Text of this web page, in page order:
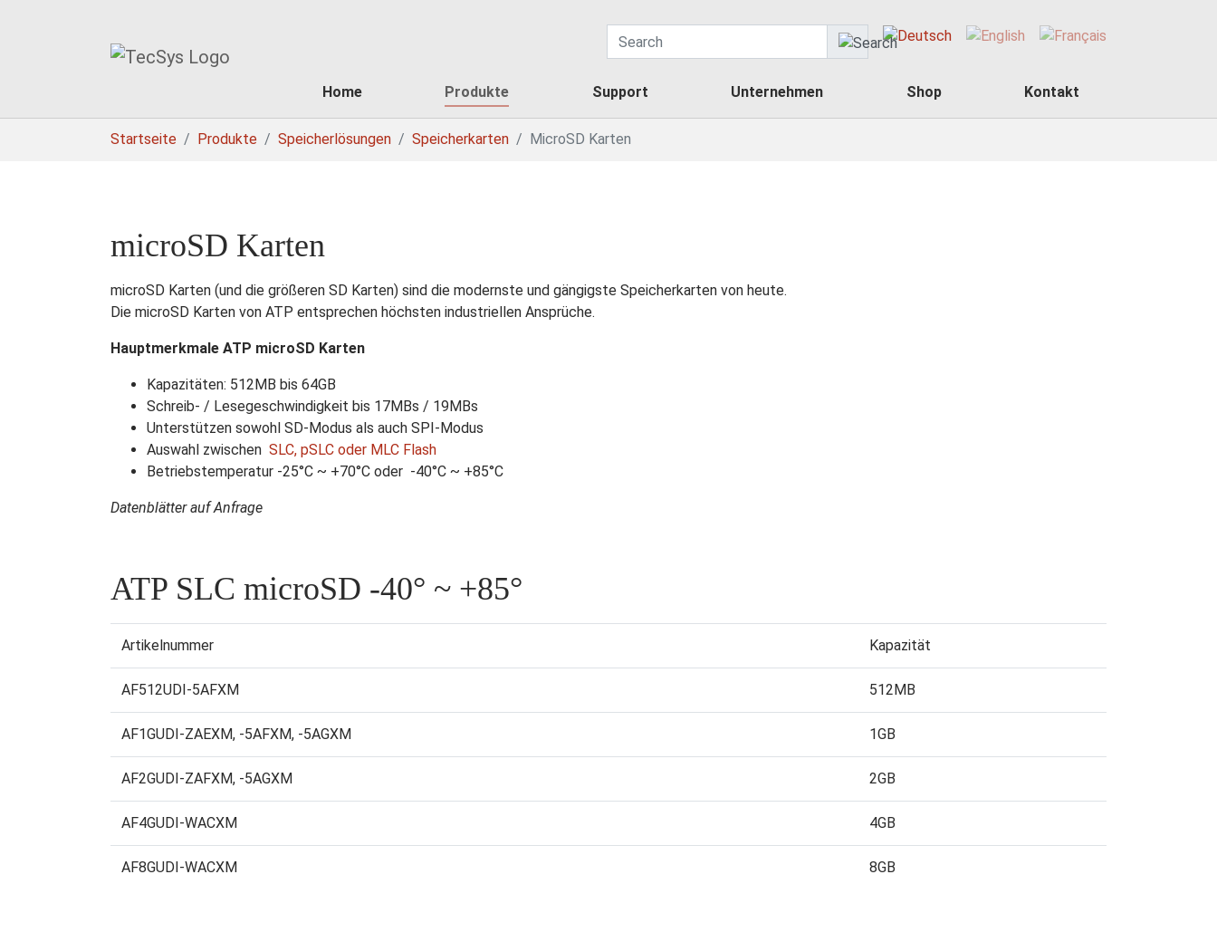
Home Produkte Support Unternehmen Shop Kontakt
Startseite Produkte Speicherlösungen Speicherkarten MicroSD Karten
microSD Karten
microSD Karten (und die größeren SD Karten) sind die modernste und gängigste Speicherkarten von heute.
Die microSD Karten von ATP entsprechen höchsten industriellen Ansprüche.
Hauptmerkmale ATP microSD Karten
Kapazitäten: 512MB bis 64GB
Schreib- / Lesegeschwindigkeit bis 17MBs / 19MBs
Unterstützen sowohl SD-Modus als auch SPI-Modus
Auswahl zwischen SLC, pSLC oder MLC Flash
Betriebstemperatur -25°C ~ +70°C oder -40°C ~ +85°C
Datenblätter auf Anfrage
ATP SLC microSD -40° ~ +85°
Artikelnummer Kapazität
AF512UDI-5AFXM 512MB
AF1GUDI-ZAEXM, -5AFXM, -5AGXM 1GB
AF2GUDI-ZAFXM, -5AGXM 2GB
AF4GUDI-WACXM 4GB
AF8GUDI-WACXM 8GB